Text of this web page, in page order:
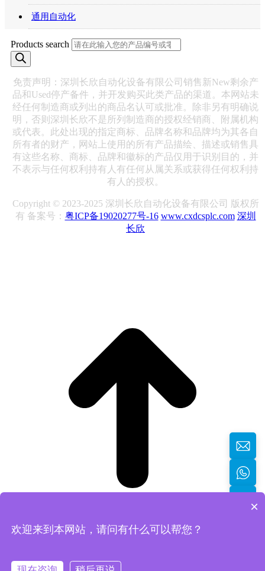
通用自动化
Products search
免责声明：深圳长欣自动化设备有限公司销售新New剩余产
品和Used停产备件，并开发购买此类产品的渠道。本网站未
经任何制造商或列出的商品名认可或批准。除非另有明确说
明，否则深圳长欣不是所列制造商的授权经销商、附属机构
或代表。此处出现的指定商标、品牌名称和品牌均为其各自
所有者的财产，网站上使用的所有产品描绘、描述或销售具
有这些名称、商标、品牌和徽标的产品仅用于识别目的，并
不表示与任何权利持有人有任何从属关系或获得任何权利持
有人的授权。
Copyright © 2023-2025 深圳长欣自动化设备有限公司 版权所
有 备案号： 粤ICP备19020277号-16 www.cxdcsplc.com 深圳
长欣
×
欢迎来到本网站，请问有什么可以帮您？